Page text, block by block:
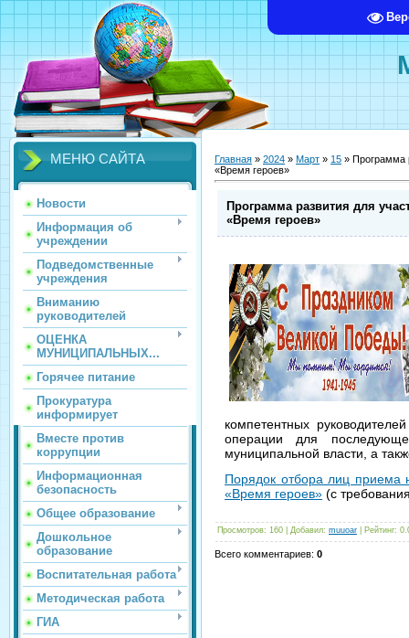
МЕНЮ САЙТА
Новости
Информация об
учреждении
Подведомственные
учреждения
Вниманию
руководителей
ОЦЕНКА
МУНИЦИПАЛЬНЫХ...
Горячее питание
Прокуратура
информирует
Вместе против
коррупции
Информационная
безопасность
Общее образование
Дошкольное
образование
Воспитательная работа
Методическая работа
ГИА
Главная » 2024 » Март » 15 » Программа
«Время героев»
Программа развития для
«Время героев»
компетентных
операции для
муниципальной власти, а
Порядок отбора лиц приема
«Время героев» (с
Просмотров: 160 | Добавил: muuoar Рейтинг:
Всего комментариев: 0